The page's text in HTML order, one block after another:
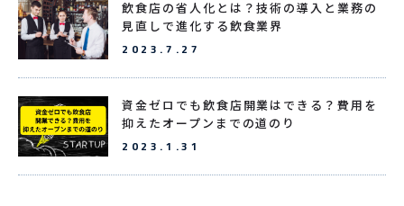
飲食店の省人化とは？技術の導入と業務の
見直しで進化する飲食業界
2023.7.27
資金ゼロでも飲食店開業はできる？費用を
抑えたオープンまでの道のり
2023.1.31